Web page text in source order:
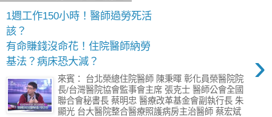
1週工作150小時！醫師過勞死活
該？
有命賺錢沒命花！住院醫師納勞
基法？病床恐大減？
›
來賓： 台北榮總住院醫師 陳秉暉 彰化員榮醫院院
長/台灣醫院協會監事會主席 張克士 醫師公會全國
聯合會秘書長 蔡明忠 醫療改革基金會副執行長 朱
顯光 台大醫院整合醫療照護病房主治醫師 蔡宏斌